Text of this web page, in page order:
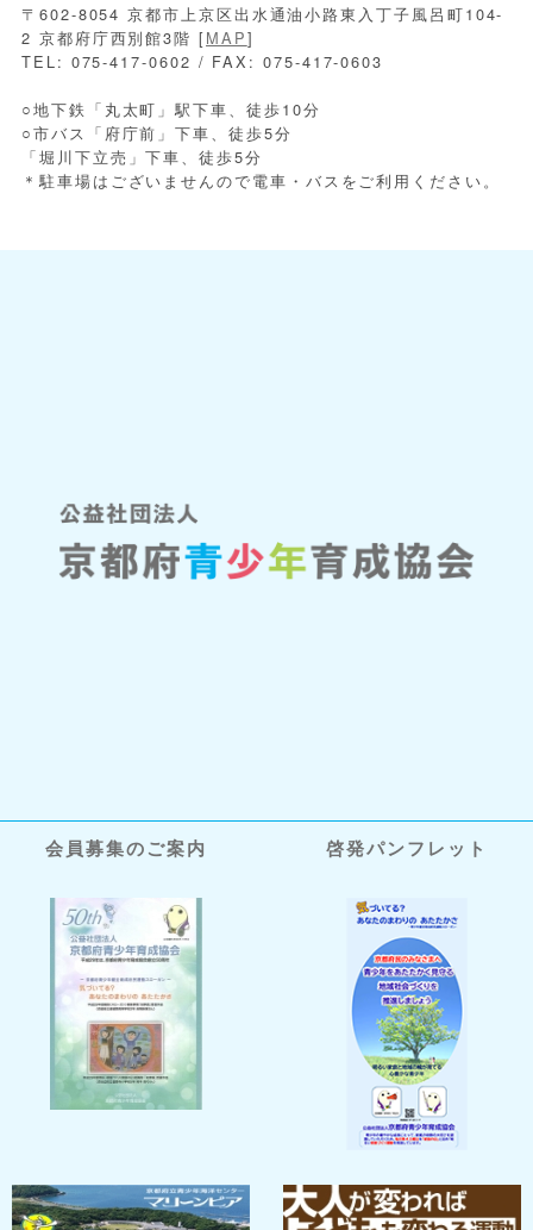
〒602-8054 京都市上京区出水通油小路東入丁子風呂町104-
2 京都府庁西別館3階 [MAP]
TEL: 075-417-0602 / FAX: 075-417-0603
○地下鉄「丸太町」駅下車、徒歩10分
○市バス「府庁前」下車、徒歩5分
「堀川下立売」下車、徒歩5分
＊駐車場はございませんので電車・バスをご利用ください。
会員募集のご案内 啓発パンフレット